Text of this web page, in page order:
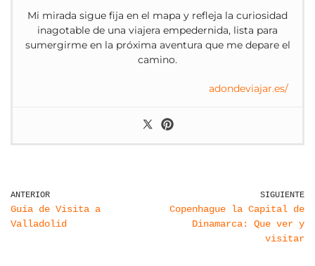
Mi mirada sigue fija en el mapa y refleja la curiosidad
inagotable de una viajera empedernida, lista para
sumergirme en la próxima aventura que me depare el
camino.
adondeviajar.es/
ANTERIOR
Guía de Visita a
Valladolid
SIGUIENTE
Copenhague la Capital de
Dinamarca: Que ver y
visitar